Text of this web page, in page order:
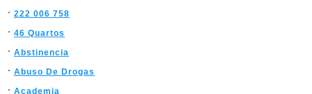
222 006 758
46 Quartos
Abstinencia
Abuso De Drogas
Academia